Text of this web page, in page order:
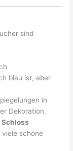
sind
blau ist, aber
in
Dekoration.
viele schöne